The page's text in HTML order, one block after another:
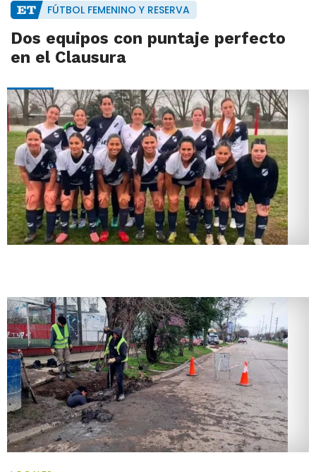
FÚTBOL FEMENINO Y RESERVA
Dos equipos con puntaje perfecto
en el Clausura